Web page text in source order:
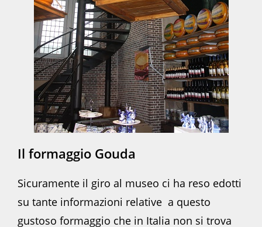
Il formaggio Gouda
Sicuramente il giro al museo ci ha reso edotti
su tante informazioni relative a questo
gustoso formaggio che in Italia non si trova